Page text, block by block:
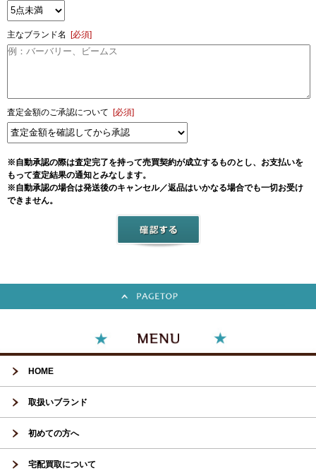
主なブランド名 [必須]
査定金額のご承認について [必須]
※自動承認の際は査定完了を持って売買契約が成立するものとし、お支払いを
もって査定結果の通知とみなします。
※自動承認の場合は発送後のキャンセル／返品はいかなる場合でも一切お受け
できません。
HOME
取扱いブランド
初めての方へ
宅配買取について